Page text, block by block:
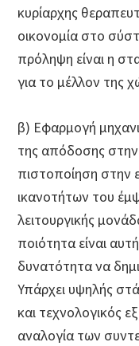
κυρίαρχης
οικονομία στο
πρόληψη είναι η
για το μέλλον της
β) Εφαρμογή
της απόδοσης
πιστοποίηση στην
ικανοτήτων του
λειτουργικής
ποιότητα είναι
δυνατότητα να
Υπάρχει υψηλής
και τεχνολογικός
αναλογία των